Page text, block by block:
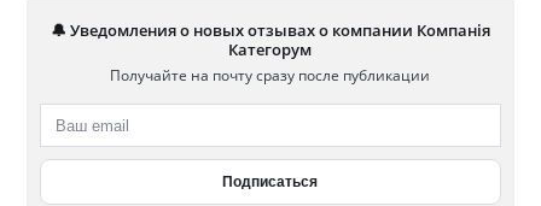
🔔 Уведомления о новых отзывах о компании Компанія
Категорум
Получайте на почту сразу после публикации